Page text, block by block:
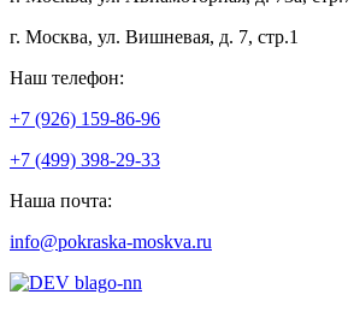
г. Москва, ул. Вишневая, д. 7, стр.1
Наш телефон:
+7 (926) 159-86-96
+7 (499) 398-29-33
Наша почта:
info@pokraska-moskva.ru